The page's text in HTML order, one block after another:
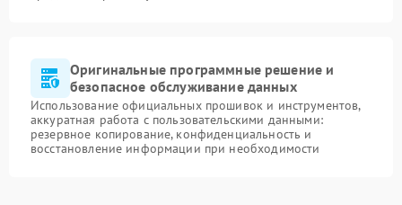
Оригинальные программные решение и
безопасное обслуживание данных
Использование официальных прошивок и инструментов,
аккуратная работа с пользовательскими данными:
резервное копирование, конфиденциальность и
восстановление информации при необходимости